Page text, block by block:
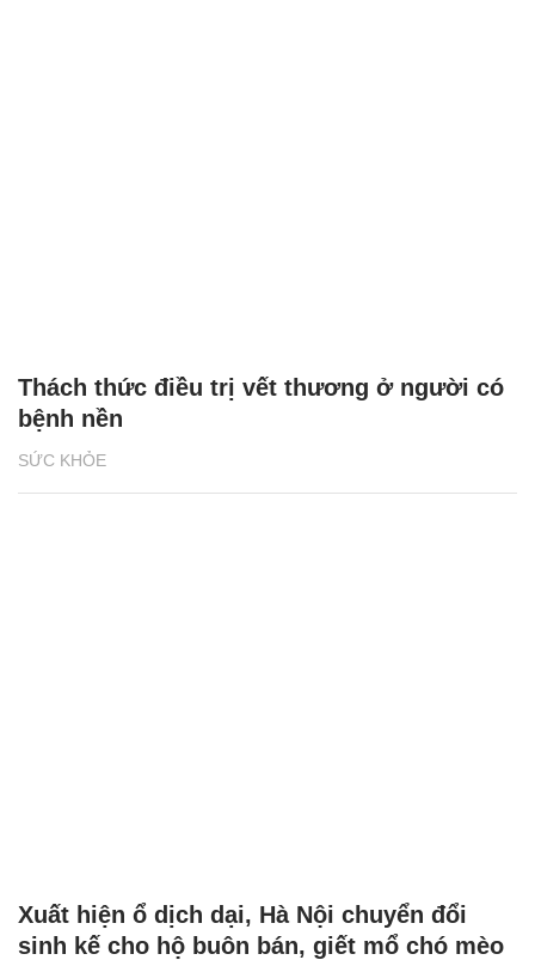
SỨC KHỎE
Thách thức điều trị vết thương ở người có
bệnh nền
Xuất hiện ổ dịch dại, Hà Nội chuyển đổi
sinh kế cho hộ buôn bán, giết mổ chó mèo